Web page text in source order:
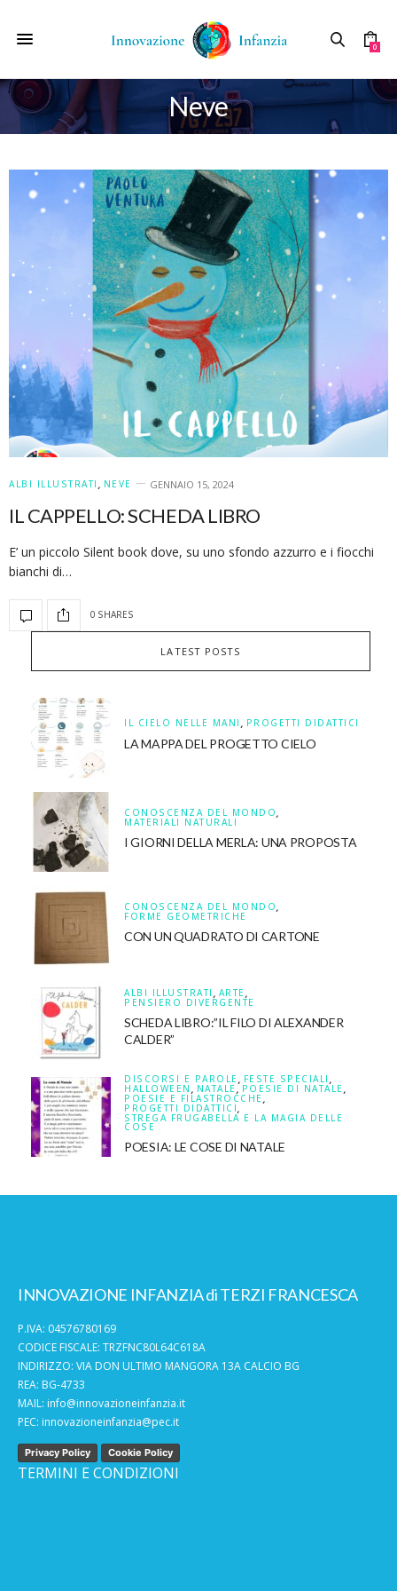
0
Neve
ALBI ILLUSTRATI , NEVE GENNAIO 15, 2024
IL CAPPELLO: SCHEDA LIBRO
E’ un piccolo Silent book dove, su uno sfondo azzurro e i fiocchi
bianchi di…
0 SHARES
LATEST POSTS
IL CIELO NELLE MANI , PROGETTI DIDATTICI
LA MAPPA DEL PROGETTO CIELO
CONOSCENZA DEL MONDO,
MATERIALI NATURALI
I GIORNI DELLA MERLA: UNA PROPOSTA
CONOSCENZA DEL MONDO,
FORME GEOMETRICHE
CON UN QUADRATO DI CARTONE
ALBI ILLUSTRATI , ARTE ,
PENSIERO DIVERGENTE
SCHEDA LIBRO:”IL FILO DI ALEXANDER
CALDER”
DISCORSI E PAROLE , FESTE SPECIALI ,
HALLOWEEN , NATALE , POESIE DI NATALE ,
POESIE E FILASTROCCHE ,
PROGETTI DIDATTICI,
STREGA FRUGABELLA E LA MAGIA DELLE
COSE
POESIA: LE COSE DI NATALE
INNOVAZIONE INFANZIA di TERZI FRANCESCA
P.IVA: 04576780169
CODICE FISCALE: TRZFNC80L64C618A
INDIRIZZO: VIA DON ULTIMO MANGORA 13A CALCIO BG
REA: BG-4733
MAIL: info@innovazioneinfanzia.it
PEC: innovazioneinfanzia@pec.it
Privacy Policy Cookie Policy
TERMINI E CONDIZIONI